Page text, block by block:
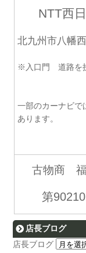
NTT西日
北九州市八幡
※入口門 道路を
一部のカーナビで
あります。
古物商 福
第
店長ブログ
店長ブログ